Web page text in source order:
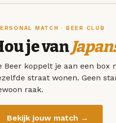
MATCH · BEER CLUB
je van
Beer koppelt je aan een box
straat wonen. Geen
raak.
Bekijk jouw match →